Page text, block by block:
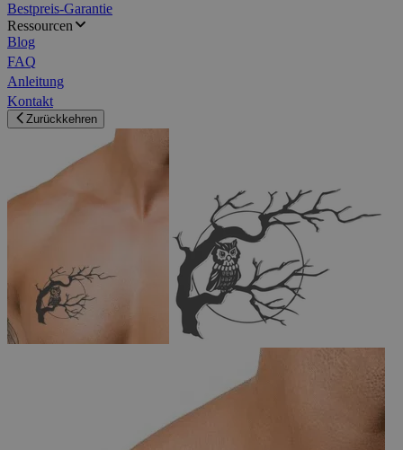
Bestpreis-Garantie
Ressourcen
Blog
FAQ
Anleitung
Kontakt
Zurückkehren